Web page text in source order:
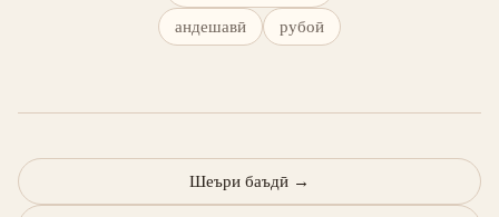
андешавӣ рубоӣ
Шеъри баъдӣ →